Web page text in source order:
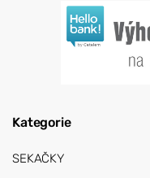
Kategorie
SEKAČKY